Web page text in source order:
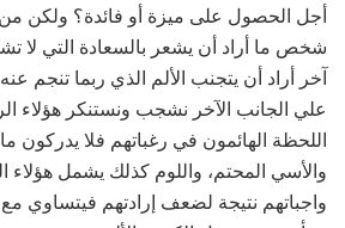
أجل الحصول على ميزة أو فائدة؟ ولكن من
شخص ما أراد أن يشعر بالسعادة التي لا
آخر أراد أن يتجنب الألم الذي ربما تنجم
علي الجانب الآخر نشجب ونستنكر هؤلاء
اللحظة الهائمون في رغباتهم فلا يدركون ما
والأسي المحتم، واللوم كذلك يشمل هؤلاء
واجباتهم نتيجة لضعف إرادتهم فيتساوي مع